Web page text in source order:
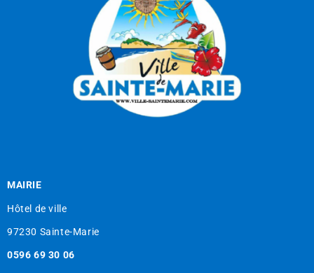
MAIRIE
Hôtel de ville
97230 Sainte-Marie
0596 69 30 06